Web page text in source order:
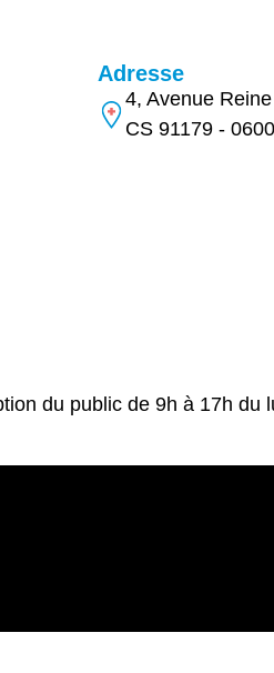
Adresse
4, Avenue
CS 91179 -
du public de 9h à 17h du